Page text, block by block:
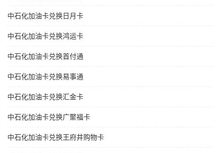
中石化加油卡兑换日月卡
中石化加油卡兑换鸿运卡
中石化加油卡兑换首付通
中石化加油卡兑换易事通
中石化加油卡兑换汇金卡
中石化加油卡兑换广聚福卡
中石化加油卡兑换王府井购物卡